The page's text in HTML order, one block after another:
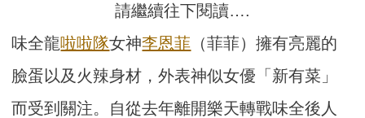
請繼續往下閱讀….
味全龍啦啦隊女神李恩菲 （菲菲）擁有亮麗的
臉蛋以及火辣身材，外表神似女優「新有菜」
而受到關注。自從去年離開樂天轉戰味全後人